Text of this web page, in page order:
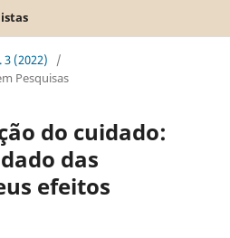
3 (2022)
/
Pesquisas
do cuidado:
das
efeitos